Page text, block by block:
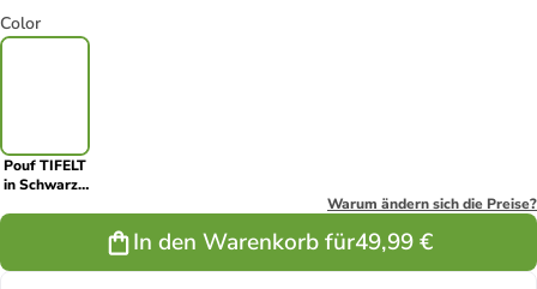
Color
Pouf TIFELT
in Schwarz -
Warum ändern sich die Preise?
In den Warenkorb für49,99 €